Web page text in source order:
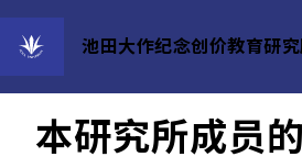
池田大作纪念创价教育研
2020/11/14
本研究所成员